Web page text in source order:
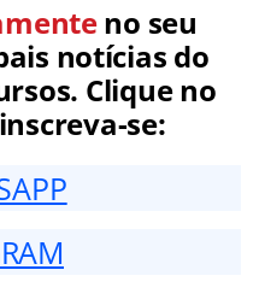
no seu
notícias do
Clique no
se: